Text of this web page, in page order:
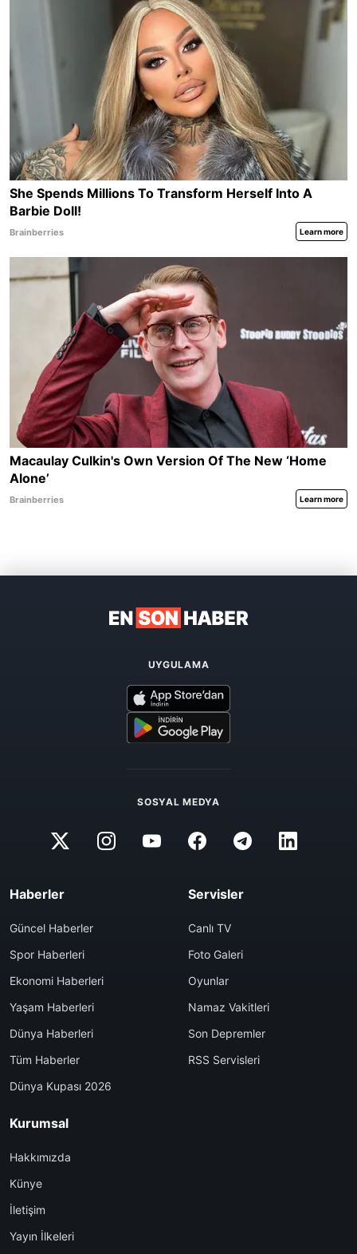
UYGULAMA
SOSYAL MEDYA
Haberler
Güncel Haberler
Spor Haberleri
Ekonomi Haberleri
Yaşam Haberleri
Dünya Haberleri
Tüm Haberler
Dünya Kupası 2026
Servisler
Canlı TV
Foto Galeri
Oyunlar
Namaz Vakitleri
Son Depremler
RSS Servisleri
Kurumsal
Hakkımızda
Künye
İletişim
Yayın İlkeleri